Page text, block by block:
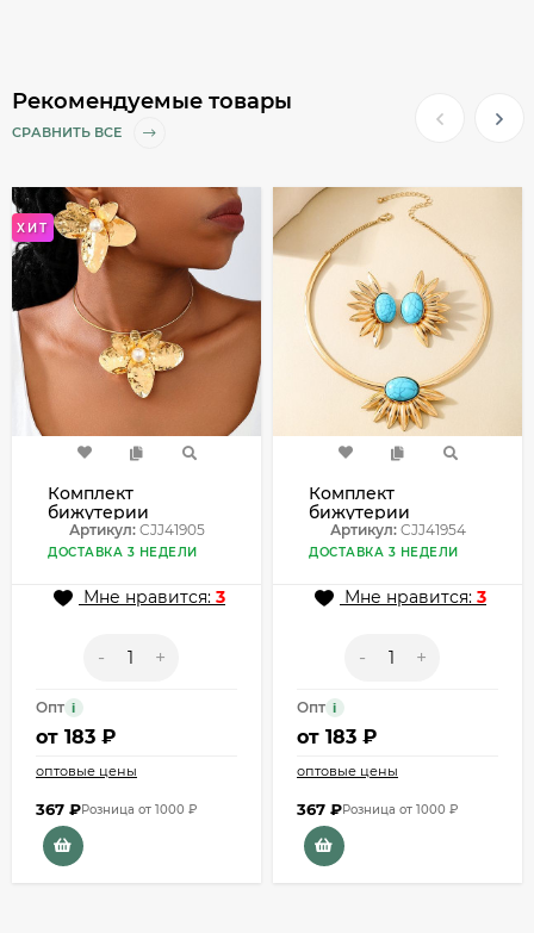
Рекомендуемые товары
СРАВНИТЬ ВСЕ
ХИТ
Комплект
бижутерии
CJJ41905
Артикул:CJJ41905
ДОСТАВКА 3 НЕДЕЛИ
Мне нравится: 3
- +
Опт i
от 183 ₽
оптовые цены
367 ₽Розница от 1000 ₽
Комплект
бижутерии
CJJ41954
Артикул:CJJ41954
ДОСТАВКА 3 НЕДЕЛИ
Мне нравится: 3
- +
Опт i
от 183 ₽
оптовые цены
367 ₽Розница от 1000 ₽